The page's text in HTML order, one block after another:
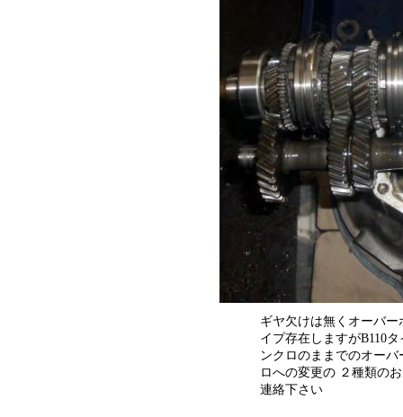
ギヤ欠けは無くオーバー
イプ存在しますがB110
ンクロのままでのオー
ロへの変更の ２種類の
連絡下さい